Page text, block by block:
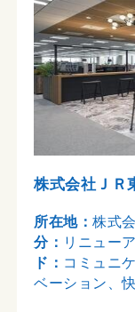
株式会社ＪＲ
所在地：株式
分： リニュー
ド： コミュニ
ベーション、